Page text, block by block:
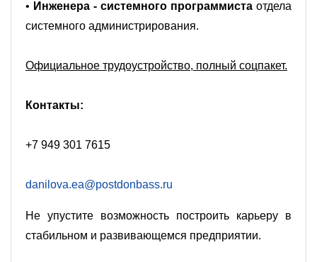
• Инженера - системного программиста отдела
системного администрирования.
Официальное трудоустройство, полный соцпакет.
Контакты:
+7 949 301 7615
danilova.ea@postdonbass.ru
Не упустите возможность построить карьеру в
стабильном и развивающемся предприятии.